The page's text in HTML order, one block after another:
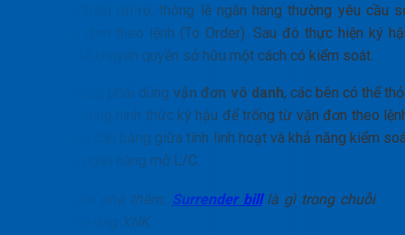
Để giảm thiểu rủi ro, thông lệ ngân hàng thường yêu cầu
dụng vận đơn theo lệnh (To Order). Sau đó thực hiện ký
vận đơn để chuyển quyền sở hữu một cách có kiểm soát.
Nếu bắt buộc phải dùng vận đơn vô danh, các bên có thể
thuận sử dụng hình thức ký hậu để trống từ vận đơn theo
Từ đó giúp cân bằng giữa tính linh hoạt và khả năng kiểm
rủi ro cho ngân hàng mở L/C.
Khám phá thêm: Surrender billlà gì trong chuỗi
cung ứng XNK